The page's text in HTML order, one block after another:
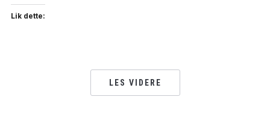
Lik dette:
LES VIDERE